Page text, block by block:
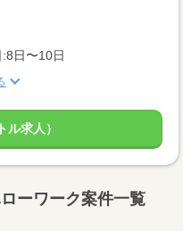
日〜10日
ル求人）
ーワーク案件一覧